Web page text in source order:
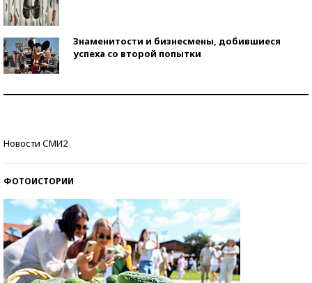
Знаменитости и бизнесмены, добившиеся
успеха со второй попытки
Новости СМИ2
ФОТОИСТОРИИ